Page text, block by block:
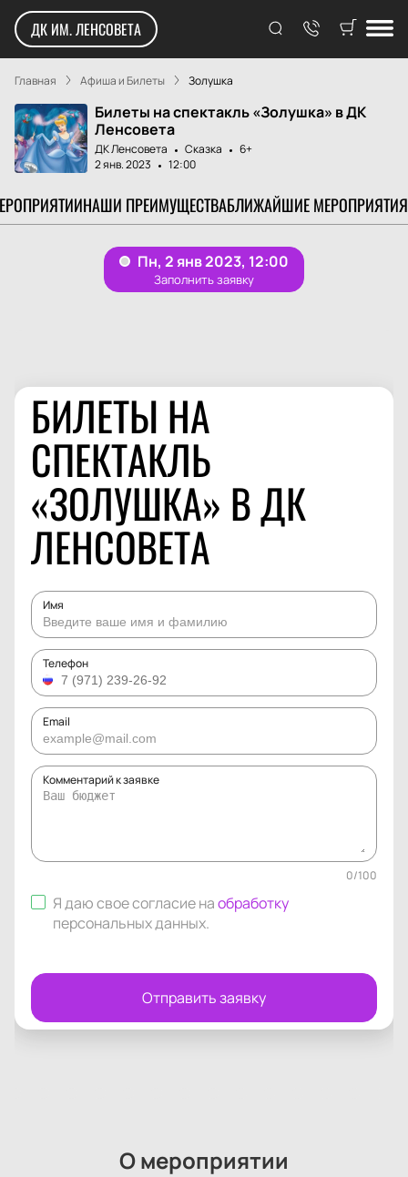
ДК ИМ. ЛЕНСОВЕТА
Главная Афиша и Билеты Золушка
Билеты на спектакль «Золушка» в ДК
Ленсовета
ДК Ленсовета Сказка
6+
2 янв. 2023
12:00
НАШИ ПРЕИМУЩЕСТВАБЛИЖАЙШИЕ МЕРОПРИЯТИЯ
БИЛЕТЫ НА
СПЕКТАКЛЬ
«ЗОЛУШКА» В ДК
ЛЕНСОВЕТА
Имя
Телефон
Email
Комментарий к заявке
0/100
Я даю свое согласие наобработку
персональных данных.
Отправить заявку
О мероприятии